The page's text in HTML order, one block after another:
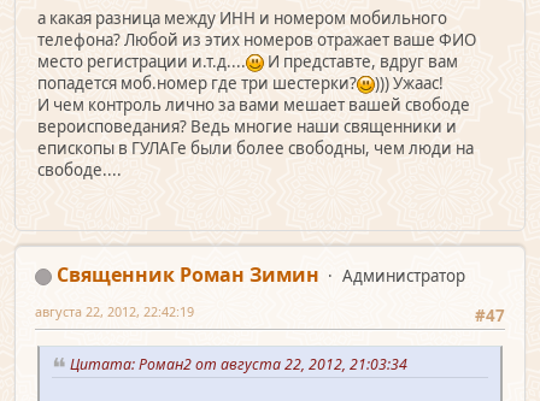
а какая разница между ИНН и номером мобильного
телефона? Любой из этих номеров отражает ваше ФИО
место регистрации и.т.д....
И представте, вдруг вам
попадется моб.номер где три шестерки?
))) Ужаас!
И чем контроль лично за вами мешает вашей свободе
вероисповедания? Ведь многие наши священники и
епископы в ГУЛАГе были более свободны, чем люди на
свободе....
Священник Роман Зимин
Администратор
#47
августа 22, 2012, 22:42:19
Цитата: Роман2 от августа 22, 2012, 21:03:34